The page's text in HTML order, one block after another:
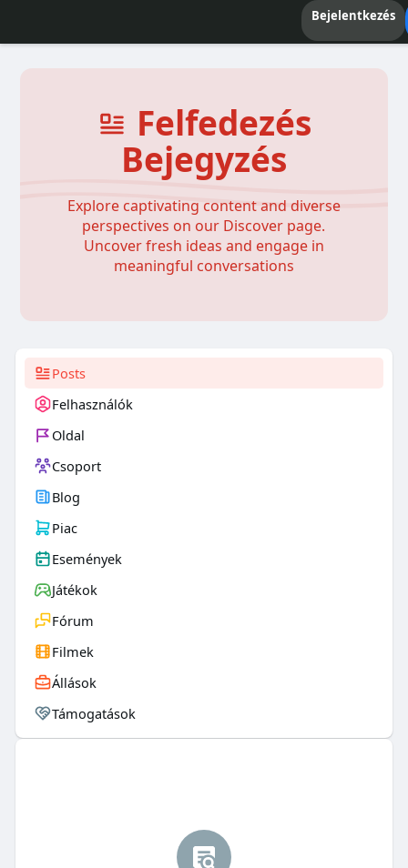
Bejelentkezés
Felfedezés
Bejegyzés
Explore captivating content and diverse
perspectives on our Discover page.
Uncover fresh ideas and engage in
meaningful conversations
Posts
Felhasználók
Oldal
Csoport
Blog
Piac
Események
Játékok
Fórum
Filmek
Állások
Támogatások